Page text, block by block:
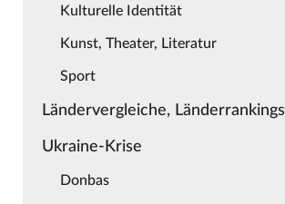
Kulturelle Identität
Kunst, Theater, Literatur
Sport
Ländervergleiche, Länderrankings
Ukraine-Krise
Donbas